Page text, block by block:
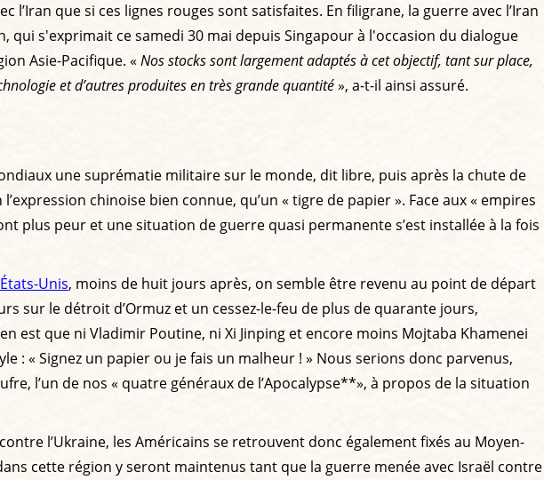
l’Iran que si ces lignes rouges sont satisfaites. En filigrane, la guerre avec l’Iran
s'exprimait ce samedi 30 mai depuis Singapour à l'occasion du dialogue
Asie-Pacifique. «Nos stocks sont largement adaptés à cet objectif, tant sur place,
et d’autres produites en très grande quantité», a-t-il ainsi assuré.
une suprématie militaire sur le monde, dit libre, puis après la chute de
chinoise bien connue, qu’un « tigre de papier ». Face aux « empires
plus peur et une situation de guerre quasi permanente s’est installée à la fois
Unis, moins de huit jours après, on semble être revenu au point de départ
sur le détroit d’Ormuz et un cessez-le-feu de plus de quarante jours,
que ni Vladimir Poutine, ni Xi Jinping et encore moins Mojtaba Khamenei
: « Signez un papier ou je fais un malheur ! » Nous serions donc parvenus,
l’un de nos « quatre généraux de l’Apocalypse**», à propos de la situation
l’Ukraine, les Américains se retrouvent donc également fixés au Moyen-
cette région y seront maintenus tant que la guerre menée avec Israël contre